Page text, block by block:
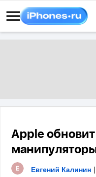
Apple
Евгений Калинин |